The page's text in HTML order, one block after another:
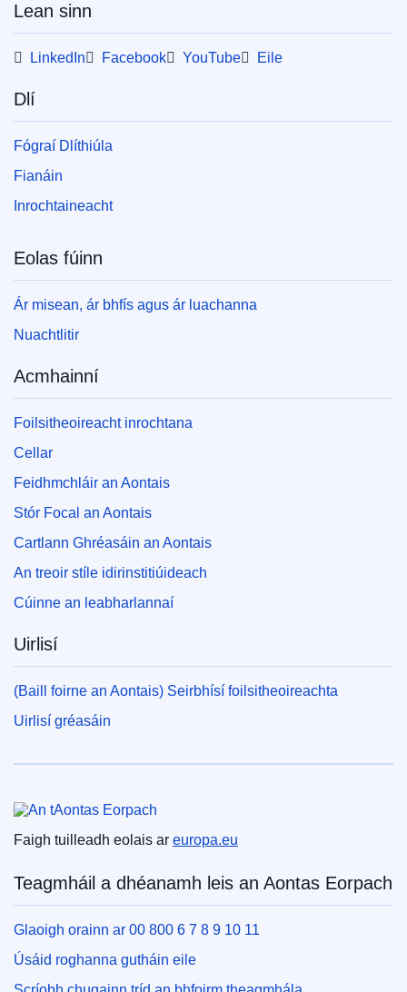
Lean sinn
LinkedIn Facebook YouTube Eile
Dlí
Fógraí Dlíthiúla
Fianáin
Inrochtaineacht
Eolas fúinn
Ár misean, ár bhfís agus ár luachanna
Nuachtlitir
Acmhainní
Foilsitheoireacht inrochtana
Cellar
Feidhmchláir an Aontais
Stór Focal an Aontais
Cartlann Ghréasáin an Aontais
An treoir stíle idirinstitiúideach
Cúinne an leabharlannaí
Uirlisí
(Baill foirne an Aontais) Seirbhísí foilsitheoireachta
Uirlisí gréasáin
Faigh tuilleadh eolais ar europa.eu
Teagmháil a dhéanamh leis an Aontas Eorpach
Glaoigh orainn ar 00 800 6 7 8 9 10 11
Úsáid roghanna gutháin eile